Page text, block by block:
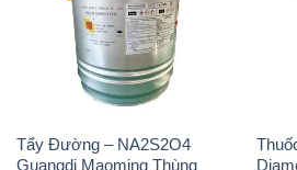
Tẩy Đường – NA2S2O4
Guangdi Maoming Thùng